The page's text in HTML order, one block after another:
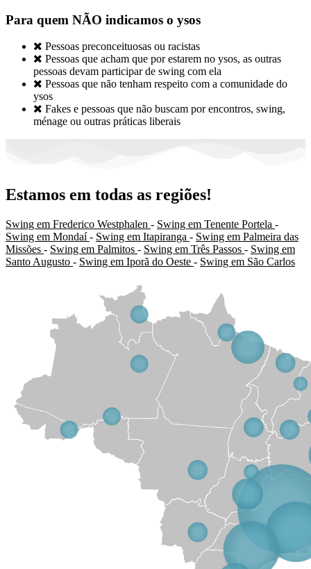
Para quem NÃO indicamos o ysos
 Pessoas preconceituosas ou racistas
 Pessoas que acham que por estarem no ysos, as outras
pessoas devam participar de swing com ela
 Pessoas que não tenham respeito com a comunidade do
ysos
 Fakes e pessoas que não buscam por encontros, swing,
ménage ou outras práticas liberais
Estamos em todas as regiões!
Swing em Frederico Westphalen - Swing em Tenente Portela -
Swing em Mondaí- Swing em Itapiranga - Swing em Palmeira das
Missões - Swing em Palmitos - Swing em Três Passos - Swing em
Santo Augusto - Swing em Iporã do Oeste - Swing em São Carlos